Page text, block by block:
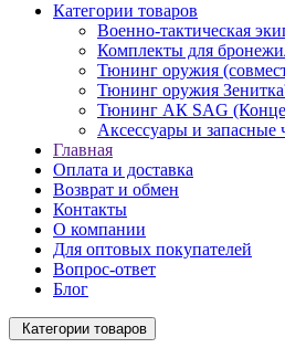
Категории товаров
Военно-тактическая
Комплекты для
Тюнинг оружия
Тюнинг оружия
Тюнинг АК SAG
Аксессуары и запасные
Главная
Оплата и доставка
Возврат и обмен
Контакты
О компании
Для оптовых покупателей
Вопрос-ответ
Блог
Категории товаров